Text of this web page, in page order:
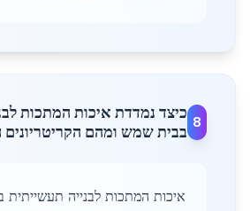
8
כיצד נמדדת איכות המתכות
בבית שמש ומהם
איכות המתכות לבנייה